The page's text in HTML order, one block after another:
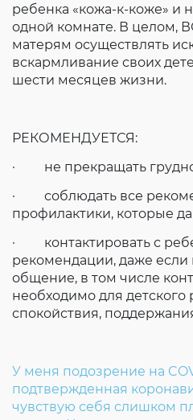
ребенка «кожа-к-коже» и
одной комнате. В целом,
матерям осуществлять
вскармливание своих
шести месяцев жизни.
РЕКОМЕНДУЕТСЯ:
· не прекращать
· соблюдать все
профилактики, которые
· контактировать с
рекомендации, даже
общение, в том числе
необходимо для детского
спокойствия,
У меня подозрение на
подтвержденная
чувствую себя слишком